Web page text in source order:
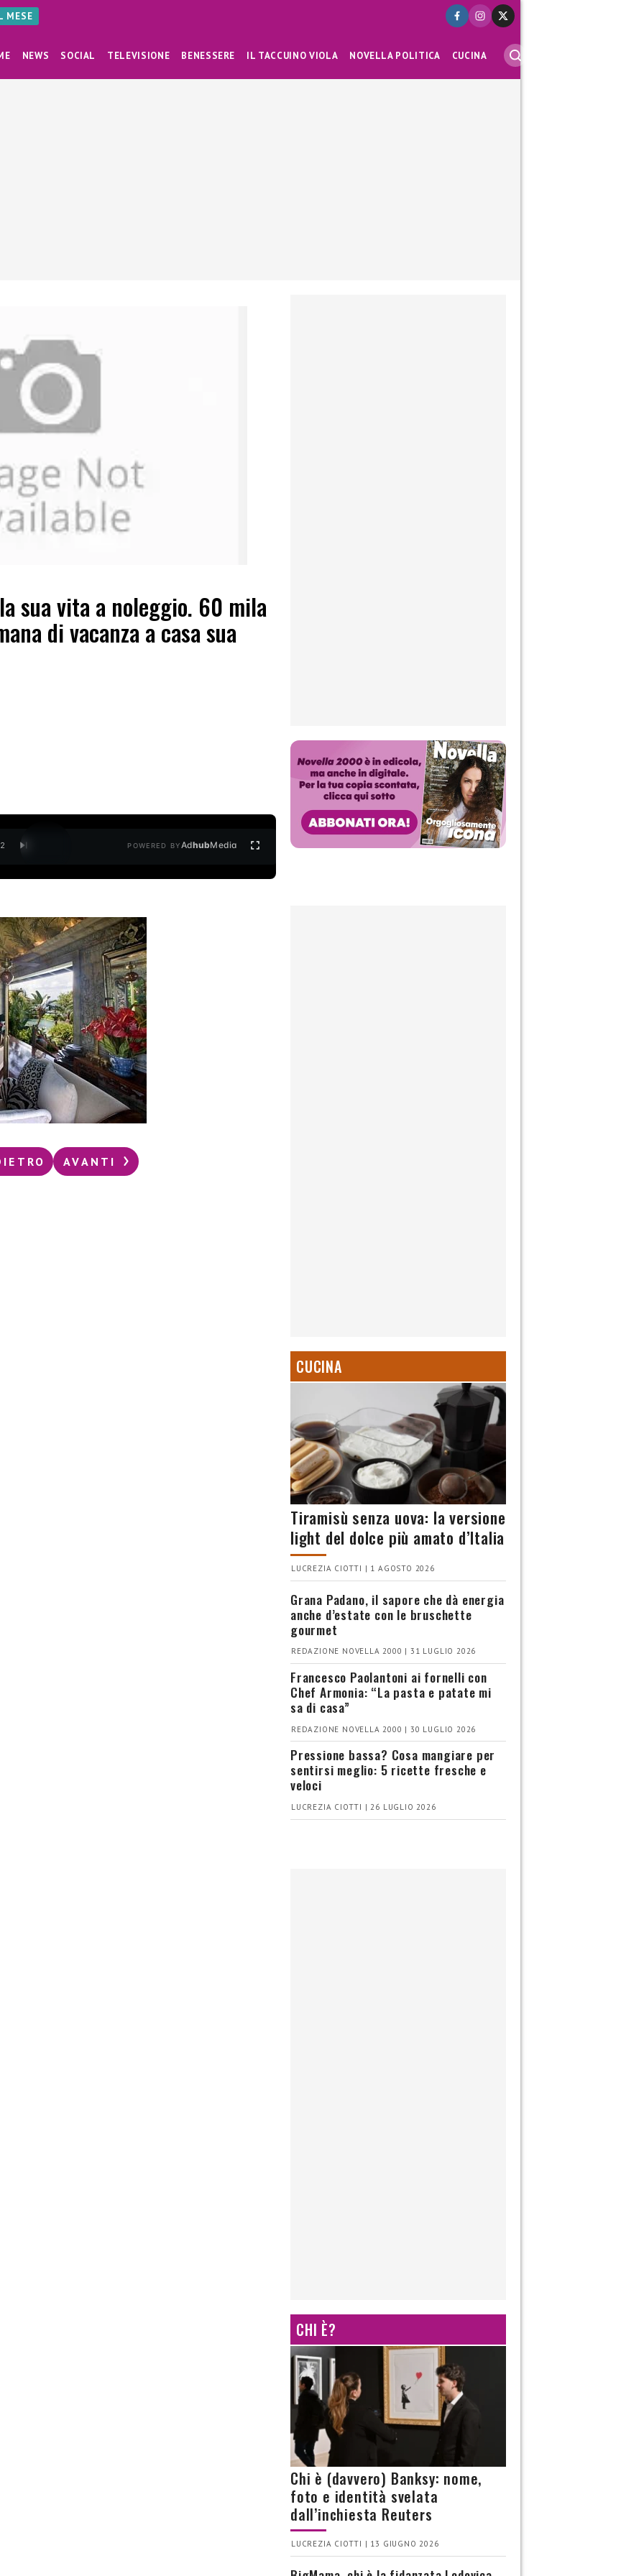
MESE
NEWS SOCIAL TELEVISIONE BENESSERE IL TACCUINO VIOLA NOVELLA POLITICA CUCINA
sua vita a noleggio. 60 mila
di vacanza a casa sua
2 POWERED BYAdhubMedia
AVANTI
CUCINA
Tiramisù senza uova: la versione
light del dolce più amato d’Italia
LUCREZIA CIOTTI | 1 AGOSTO 2026
Grana Padano, il sapore che dà energia
anche d’estate con le bruschette
gourmet
REDAZIONE NOVELLA 2000 | 31 LUGLIO 2026
Francesco Paolantoni ai fornelli con
Chef Armonia: “La pasta e patate mi
sa di casa”
REDAZIONE NOVELLA 2000 | 30 LUGLIO 2026
Pressione bassa? Cosa mangiare per
sentirsi meglio: 5 ricette fresche e
veloci
LUCREZIA CIOTTI | 26 LUGLIO 2026
CHI È?
Chi è (davvero) Banksy: nome,
foto e identità svelata
dall’inchiesta Reuters
LUCREZIA CIOTTI | 13 GIUGNO 2026